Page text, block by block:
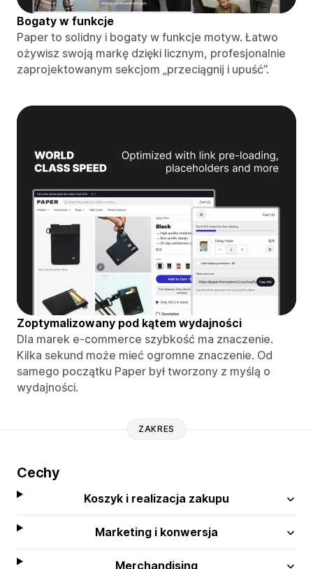
Bogaty w funkcje
Paper to solidny i bogaty w funkcje motyw. Łatwo
ożywisz swoją markę dzięki licznym, profesjonalnie
zaprojektowanym sekcjom „przeciągnij i upuść”.
Zoptymalizowany pod kątem wydajności
Dla marek e-commerce szybkość ma znaczenie.
Kilka sekund może mieć ogromne znaczenie. Od
samego początku Paper był tworzony z myślą o
wydajności.
ZAKRES
Cechy
Koszyk i realizacja zakupu
Marketing i konwersja
Merchandising